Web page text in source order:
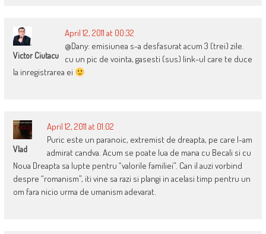
Victor Ciutacu
April 12, 2011 at 00:32
@Dany: emisiunea s-a desfasurat acum 3 (trei) zile.
cu un pic de vointa, gasesti (sus) link-ul care te duce
la inregistrarea ei
Vlad
April 12, 2011 at 01:02
Puric este un paranoic, extremist de dreapta, pe care l-am
admirat candva. Acum se poate lua de mana cu Becali si cu
Noua Dreapta sa lupte pentru “valorile familiei”. Can il auzi vorbind
despre “romanism”, iti vine sa razi si plangi in acelasi timp pentru un
om fara nicio urma de umanism adevarat.